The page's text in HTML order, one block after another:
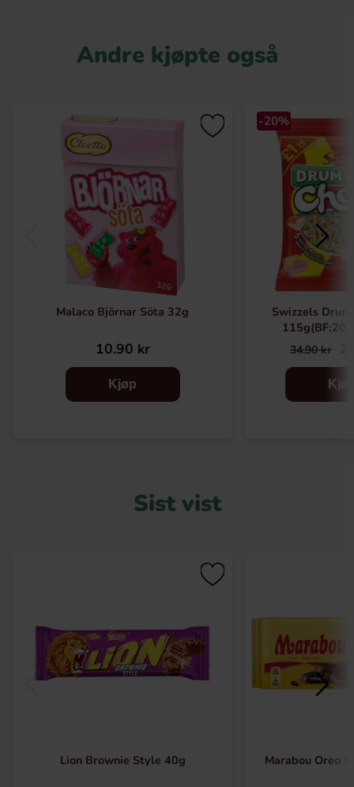
Andre kjøpte også
Malaco Björnar Söta 32g
10.90 kr
Kjøp
-20%
Swizzels
34.90 kr
Sist vist
Lion Brownie Style 40g Marabou Oreo